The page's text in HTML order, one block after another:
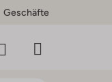
Geschäfte